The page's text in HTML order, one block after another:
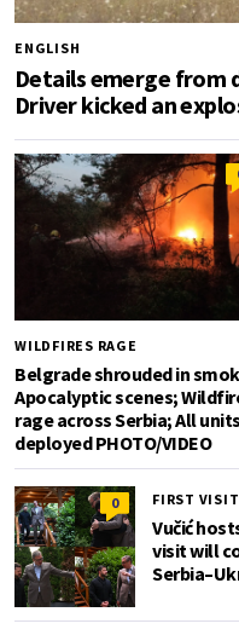
ENGLISH
Details emerge from
Driver kicked an
WILDFIRES RAGE
Belgrade shrouded in
Apocalyptic scenes;
rage across Serbia; All units
deployed PHOTO/VIDEO
0 FIRST
Vučić
visit will